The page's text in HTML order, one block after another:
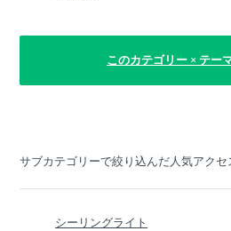
このカテゴリー × テー
サブカテゴリーで絞り込んだ人気アク
シーリングライト